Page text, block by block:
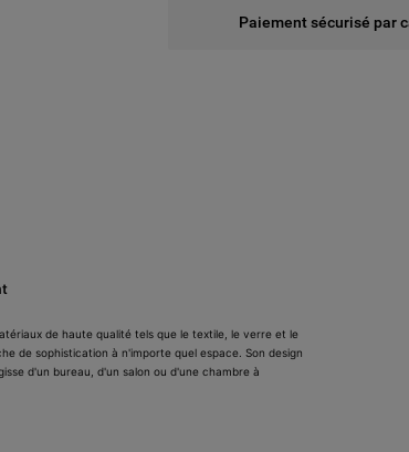
Paiement sécurisé par
de haute qualité tels que le textile, le verre et le
de sophistication à n'importe quel espace. Son design
d'un bureau, d'un salon ou d'une chambre à